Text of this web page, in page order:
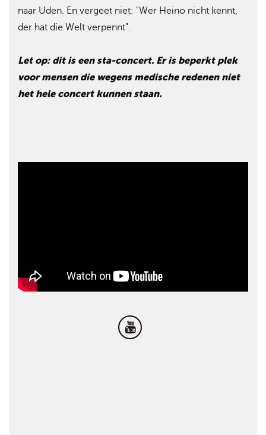
naar Uden. En vergeet niet: "Wer Heino nicht kennt,
der hat die Welt verpennt".
Let op: dit is een sta-concert. Er is beperkt plek
voor mensen die wegens medische redenen niet
het hele concert kunnen staan.